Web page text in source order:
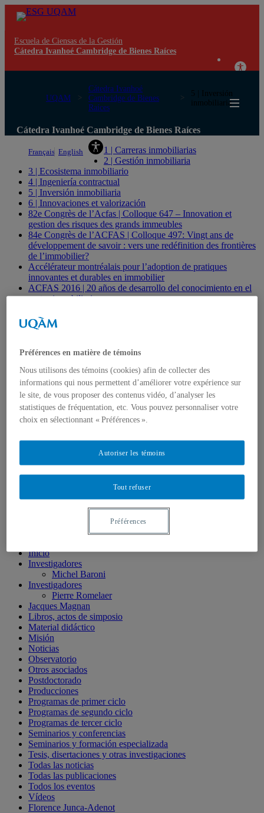
Escuela de Ciensas de la Gestión
Cátedra Ivanhoé Cambridge de Bienes Raíces
UQAM
Cátedra Ivanhoé
Cambridge de Bienes
Raíces
5 | Inversión
inmobiliaria
Cátedra Ivanhoé Cambridge de Bienes Raíces
Français English
1 | Carreras inmobiliarias
2 | Gestión inmobiliaria
3 | Ecosistema inmobiliario
4 | Ingeniería contractual
5 | Inversión inmobiliaria
6 | Innovaciones et valorización
82e Congrès de l’Acfas | Colloque 647 – Innovation et
gestion des risques des grands immeubles
84e Congrès de l’ACFAS | Colloque 497: Vingt ans de
développement de savoir : vers une redéfinition des frontières
de l’immobilier?
Accélérateur montréalais pour l’adoption de pratiques
innovantes et durables en immobilier
ACFAS 2016 | 20 años de desarrollo del conocimiento en el
sector inmobiliario
Andrée De Serres, LL.L., MBA, Ph.D.
Artículos
Becas
Carreras inmobiliarias – Vídeos cortos
Carreras inmobiliarias – Vídeos de conferencias y seminarios
Colaboradores
Michel Baroni
Comités
Alain Coën
Documentos de investigación
Enlaces útiles
Formación en línea
Inicio
Investigadores
Michel Baroni
Investigadores
Pierre Romelaer
Jacques Magnan
Libros, actos de simposio
Material didáctico
Misión
Noticias
Observatorio
Otros asociados
Postdoctorado
Producciones
Programas de primer ciclo
Programas de segundo ciclo
Programas de tercer ciclo
Seminarios y conferencias
Seminarios y formación especializada
Tesis, disertaciones y otras investigaciones
Todas las noticias
Todas las publicaciones
Todos los eventos
Vídeos
Florence Junca-Adenot
Préférences en matière de témoins
Nous utilisons des témoins (cookies) afin de collecter des
informations qui nous permettent d’améliorer votre expérience sur
le site, de vous proposer des contenus vidéo, d’analyser les
statistiques de fréquentation, etc. Vous pouvez personnaliser votre
choix en sélectionnant « Préférences ».
Tout refuser
Autoriser les témoins
Préférences